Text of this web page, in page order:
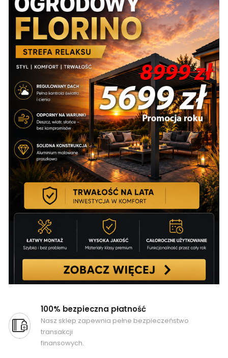
100% bezpieczna płatność
Nasz sklep zapewnia pełne bezpieczeństwo
transakcji
finansowych.